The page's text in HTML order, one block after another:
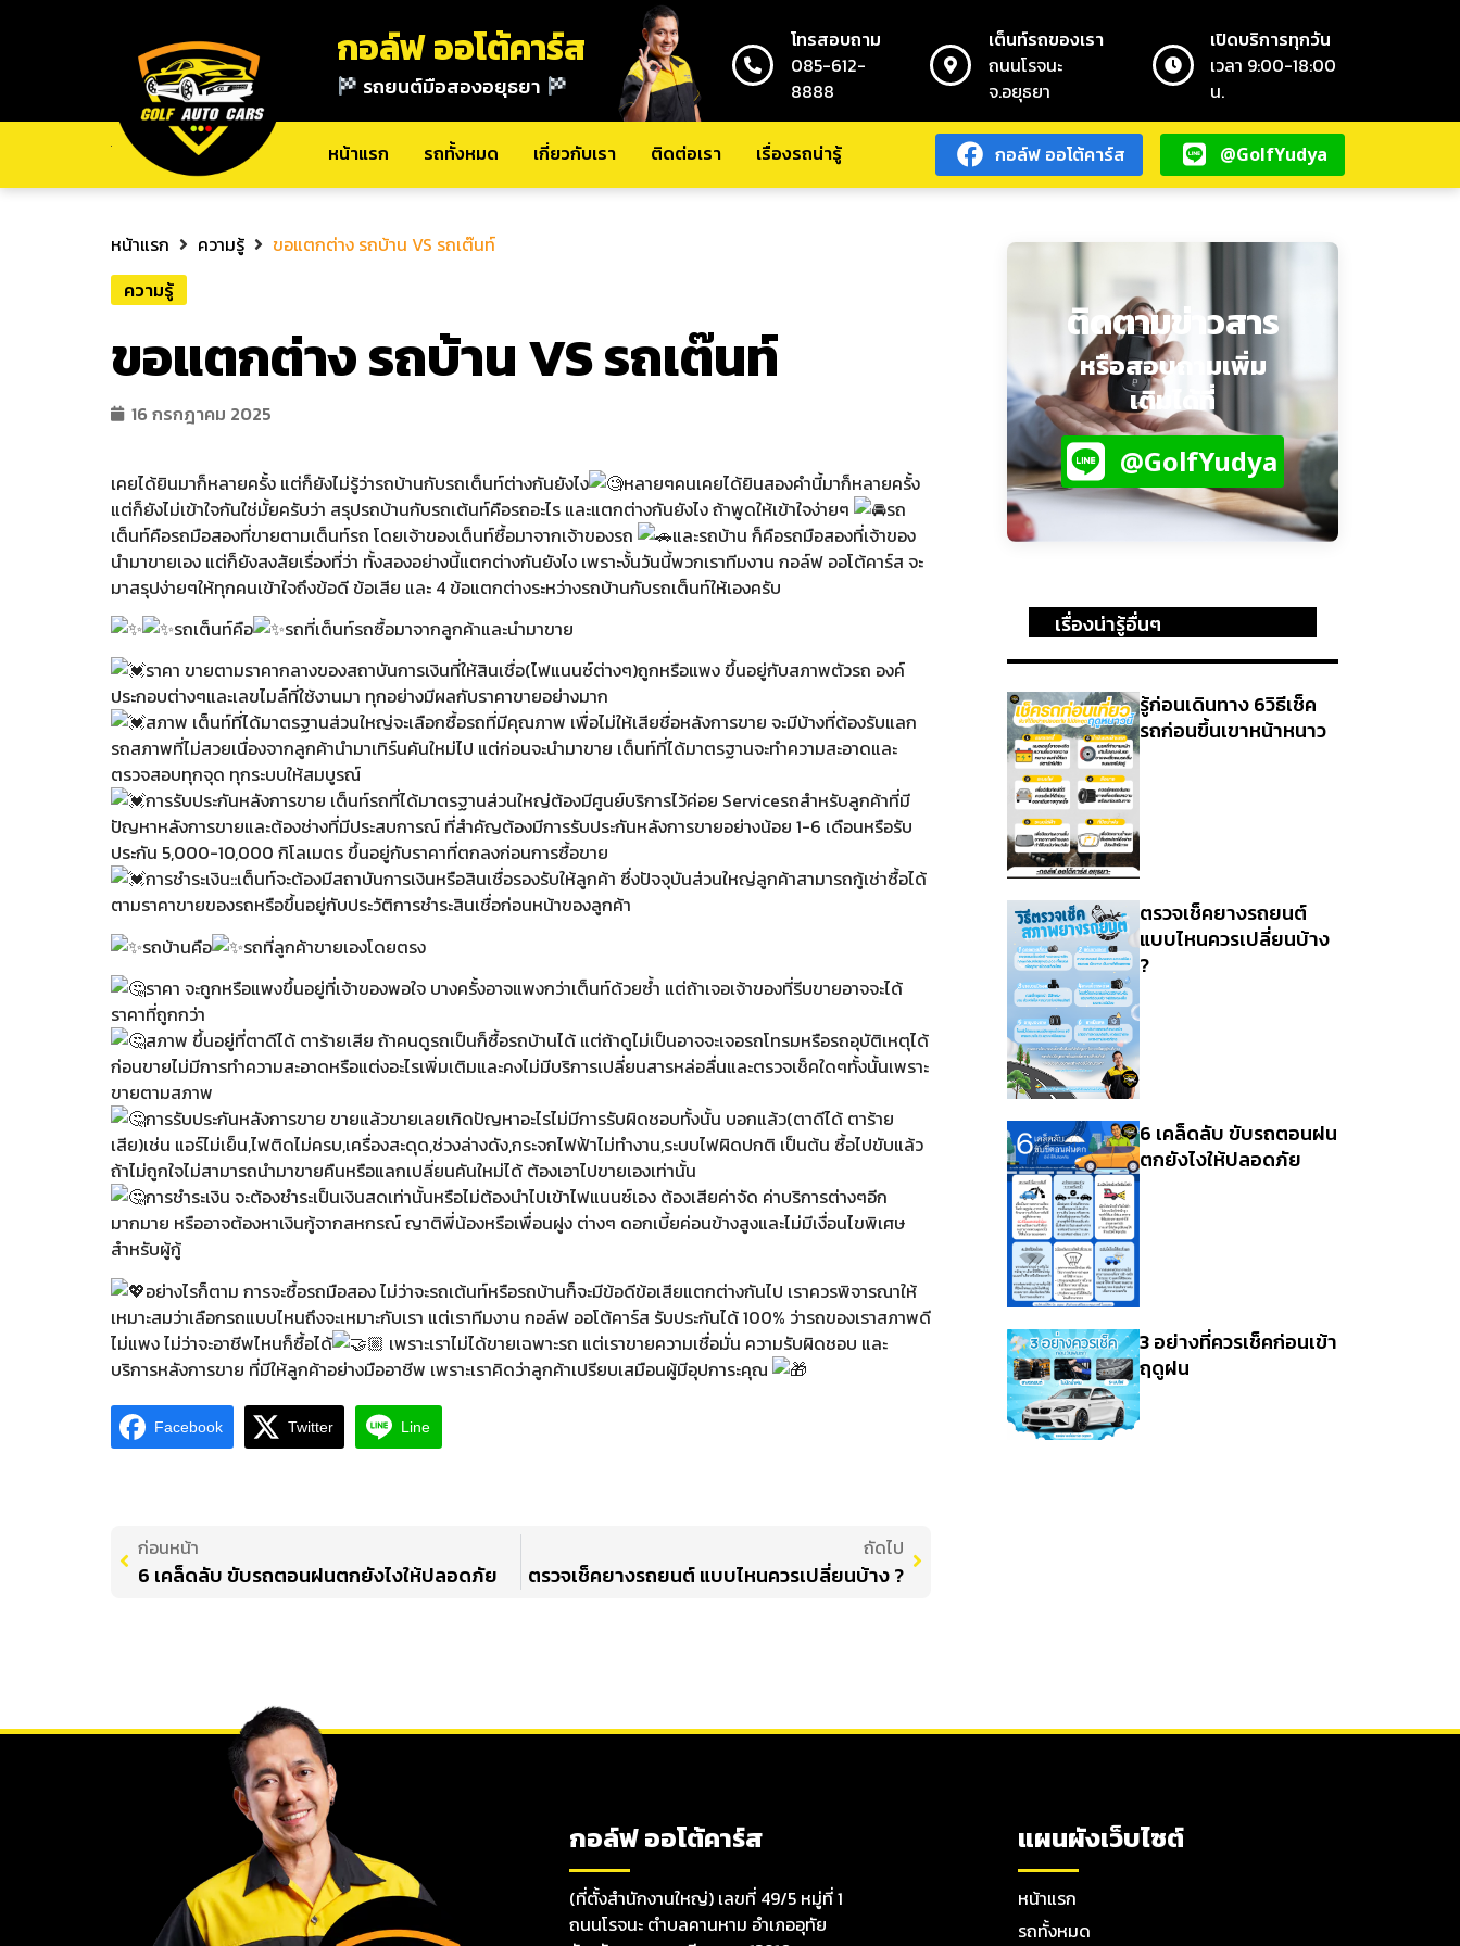
กอล์ฟ ออโต้คาร์ส
รถยนต์มือสองอยุธยา
โทรสอบถาม
085-612-
8888
เต็นท์รถของเรา
ถนนโรจนะ
จ.อยุธยา
เปิดบริการทุกวัน
เวลา 9:00-18:00
น.
หน้าแรก รถทั้งหมด เกี่ยวกับเรา ติดต่อเรา เรื่องรถน่ารู้ กอล์ฟ ออโต้คาร์ส @GolfYudya
หน้าแรก รถทั้งหมด เรื่องรถน่ารู้ กอล์ฟ ออโต้คาร์ส
หน้าแรก ความรู้
ขอแตกต่าง รถบ้าน VS รถเต๊นท์
ความรู้
ขอแตกต่าง รถบ้าน VS รถเต๊นท์
16 กรกฎาคม 2025
เคยได้ยินมาก็หลายครั้ง แต่ก็ยังไม่รู้ว่ารถบ้านกับรถเต็นท์ต่างกันยังไง
หลายๆคนเคยได้ยินสองคำนี้มาก็หลายครั้ง
แต่ก็ยังไม่เข้าใจกันใช่มั้ยครับว่า สรุปรถบ้านกับรถเต้นท์คือรถอะไร และแตกต่างกันยังไง ถ้าพูดให้เข้าใจง่ายๆ
รถ
เต็นท์คือรถมือสองที่ขายตามเต็นท์รถ โดยเจ้าของเต็นท์ซื้อมาจากเจ้าของรถ
และรถบ้าน ก็คือรถมือสองที่เจ้าของ
นำมาขายเอง แต่ก็ยังสงสัยเรื่องที่ว่า ทั้งสองอย่างนี้แตกต่างกันยังไง เพราะงั้นวันนี้พวกเราทีมงาน กอล์ฟ ออโต้คาร์ส จะ
มาสรุปง่ายๆให้ทุกคนเข้าใจถึงข้อดี ข้อเสีย และ 4 ข้อแตกต่างระหว่างรถบ้านกับรถเต็นท์ให้เองครับ
รถเต็นท์คือ
รถที่เต็นท์รถซื้อมาจากลูกค้าและนำมาขาย
ราคา ขายตามราคากลางของสถาบันการเงินที่ให้สินเชื่อ(ไฟแนนซ์ต่างๆ)ถูกหรือแพง ขึ้นอยู่กับสภาพตัวรถ องค์
ประกอบต่างๆและเลขไมล์ที่ใช้งานมา ทุกอย่างมีผลกับราคาขายอย่างมาก
สภาพ เต็นท์ที่ได้มาตรฐานส่วนใหญ่จะเลือกซื้อรถที่มีคุณภาพ เพื่อไม่ให้เสียชื่อหลังการขาย จะมีบ้างที่ต้องรับแลก
รถสภาพที่ไม่สวยเนื่องจากลูกค้านำมาเทิร์นคันใหม่ไป แต่ก่อนจะนำมาขาย เต็นท์ที่ได้มาตรฐานจะทำความสะอาดและ
ตรวจสอบทุกจุด ทุกระบบให้สมบูรณ์
การรับประกันหลังการขาย เต็นท์รถที่ได้มาตรฐานส่วนใหญ่ต้องมีศูนย์บริการไว้ค่อย Serviceรถสำหรับลูกค้าที่มี
ปัญหาหลังการขายและต้องช่างที่มีประสบการณ์ ที่สำคัญต้องมีการรับประกันหลังการขายอย่างน้อย 1-6 เดือนหรือรับ
ประกัน 5,000-10,000 กิโลเมตร ขึ้นอยู่กับราคาที่ตกลงก่อนการซื้อขาย
การชำระเงิน::เต็นท์จะต้องมีสถาบันการเงินหรือสินเชื่อรองรับให้ลูกค้า ซึ่งปัจจุบันส่วนใหญ่ลูกค้าสามารถกู้เช่าซื้อได้
ตามราคาขายของรถหรือขึ้นอยู่กับประวัติการชำระสินเชื่อก่อนหน้าของลูกค้า
รถบ้านคือ
รถที่ลูกค้าขายเองโดยตรง
ราคา จะถูกหรือแพงขึ้นอยู่ที่เจ้าของพอใจ บางครั้งอาจแพงกว่าเต็นท์ด้วยซ้ำ แต่ถ้าเจอเจ้าของที่รีบขายอาจจะได้
ราคาที่ถูกกว่า
สภาพ ขึ้นอยู่ที่ตาดีได้ ตาร้ายเสีย ถ้าคนดูรถเป็นก็ซื้อรถบ้านได้ แต่ถ้าดูไม่เป็นอาจจะเจอรถโทรมหรือรถอุบัติเหตุได้
ก่อนขายไม่มีการทำความสะอาดหรือแต่งอะไรเพิ่มเติมและคงไม่มีบริการเปลี่ยนสารหล่อลื่นและตรวจเช็คใดๆทั้งนั้นเพราะ
ขายตามสภาพ
การรับประกันหลังการขาย ขายแล้วขายเลยเกิดปัญหาอะไรไม่มีการรับผิดชอบทั้งนั้น บอกแล้ว(ตาดีได้ ตาร้าย
เสีย)เช่น แอร์ไม่เย็น,ไฟติดไม่ครบ,เครื่องสะดุด,ช่วงล่างดัง,กระจกไฟฟ้าไม่ทำงาน,ระบบไฟผิดปกติ เป็นต้น ซื้อไปขับแล้ว
ถ้าไม่ถูกใจไม่สามารถนำมาขายคืนหรือแลกเปลี่ยนคันใหม่ได้ ต้องเอาไปขายเองเท่านั้น
การชำระเงิน จะต้องชำระเป็นเงินสดเท่านั้นหรือไม่ต้องนำไปเข้าไฟแนนซ์เอง ต้องเสียค่าจัด ค่าบริการต่างๆอีก
มากมาย หรืออาจต้องหาเงินกู้จากสหกรณ์ ญาติพี่น้องหรือเพื่อนฝูง ต่างๆ ดอกเบี้ยค่อนข้างสูงและไม่มีเงื่อนไขพิเศษ
สำหรับผู้กู้
อย่างไรก็ตาม การจะซื้อรถมือสอง ไม่ว่าจะรถเต้นท์หรือรถบ้านก็จะมีข้อดีข้อเสียแตกต่างกันไป เราควรพิจารณาให้
เหมาะสมว่าเลือกรถแบบไหนถึงจะเหมาะกับเรา แต่เราทีมงาน กอล์ฟ ออโต้คาร์ส รับประกันได้ 100% ว่ารถของเราสภาพดี
ไม่แพง ไม่ว่าจะอาชีพไหนก็ซื้อได้
เพราะเราไม่ได้ขายเฉพาะรถ แต่เราขายความเชื่อมั่น ความรับผิดชอบ และ
บริการหลังการขาย ที่มีให้ลูกค้าอย่างมืออาชีพ เพราะเราคิดว่าลูกค้าเปรียบเสมือนผู้มีอุปการะคุณ
Facebook Twitter Line
ก่อนหน้า
6 เคล็ดลับ ขับรถตอนฝนตกยังไงให้ปลอดภัย
ถัดไป
ตรวจเช็คยางรถยนต์ แบบไหนควรเปลี่ยนบ้าง ?
ติดตามข่าวสาร
หรือสอบถามเพิ่ม
เติมได้ที่
@GolfYudya
เรื่องน่ารู้อื่นๆ
รู้ก่อนเดินทาง 6วิธีเช็ค
รถก่อนขึ้นเขาหน้าหนาว
ตรวจเช็คยางรถยนต์
แบบไหนควรเปลี่ยนบ้าง
?
6 เคล็ดลับ ขับรถตอนฝน
ตกยังไงให้ปลอดภัย
3 อย่างที่ควรเช็คก่อนเข้า
ฤดูฝน
กอล์ฟ ออโต้คาร์ส
(ที่ตั้งสำนักงานใหญ่) เลขที่ 49/5 หมู่ที่ 1
ถนนโรจนะ ตำบลคานหาม อำเภออุทัย
แผนผังเว็บไซต์
หน้าแรก
รถทั้งหมด